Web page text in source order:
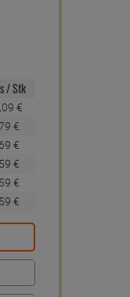
/ Stk
09 €
€
69 €
59 €
59 €
59 €